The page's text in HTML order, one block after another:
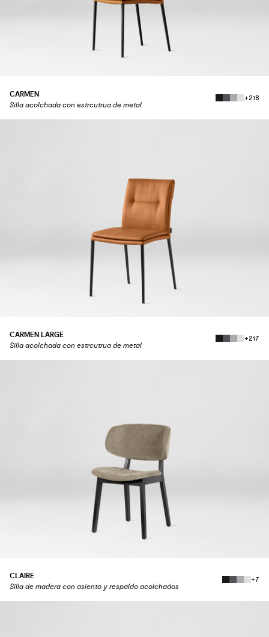
CARMEN
Silla acolchada con estrcutrua de metal
+218
CARMEN LARGE
Silla acolchada con estrcutrua de metal
+217
CLAIRE
Silla de madera con asiento y respaldo acolchados
+7